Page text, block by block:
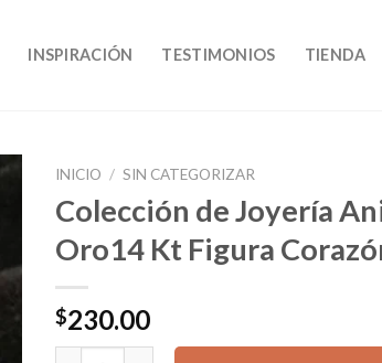
INSPIRACIÓN TESTIMONIOS TIENDA
INICIO / SIN CATEGORIZAR
Colección de Joyería
Oro14 Kt Figura
$230.00